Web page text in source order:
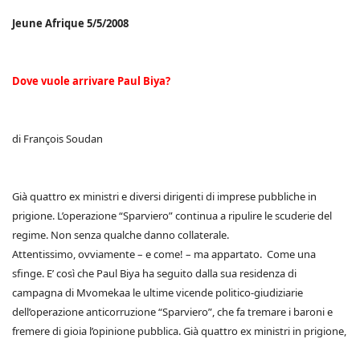
Jeune Afrique 5/5/2008
Dove vuole arrivare Paul Biya?
di François Soudan
Già quattro ex ministri e diversi dirigenti di imprese pubbliche in
prigione. L’operazione “Sparviero” continua a ripulire le scuderie del
regime. Non senza qualche danno collaterale.
Attentissimo, ovviamente – e come! – ma appartato. Come una
sfinge. E’ così che Paul Biya ha seguito dalla sua residenza di
campagna di Mvomekaa le ultime vicende politico-giudiziarie
dell’operazione anticorruzione “Sparviero”, che fa tremare i baroni e
fremere di gioia l’opinione pubblica. Già quattro ex ministri in prigione,